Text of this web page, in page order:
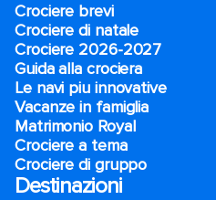
Crociere brevi​
Crociere di natale​
Crociere 2026-2027
Guida alla crociera
Le navi piu innovative
Vacanze in famiglia
Matrimonio Royal
Crociere a tema
Crociere di gruppo
Destinazioni